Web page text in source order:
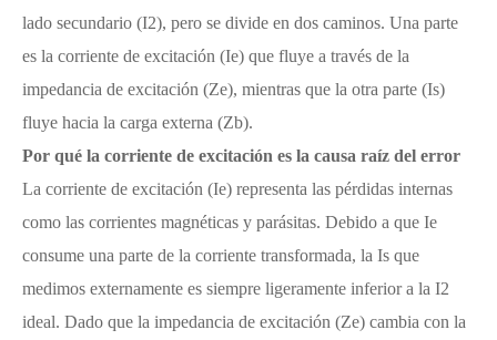
lado secundario (I2), pero se divide en dos caminos. Una parte
es la corriente de excitación (Ie) que fluye a través de la
impedancia de excitación (Ze), mientras que la otra parte (Is)
fluye hacia la carga externa (Zb).
Por qué la corriente de excitación es la causa raíz del error
La corriente de excitación (Ie) representa las pérdidas internas
como las corrientes magnéticas y parásitas. Debido a que Ie
consume una parte de la corriente transformada, la Is que
medimos externamente es siempre ligeramente inferior a la I2
ideal. Dado que la impedancia de excitación (Ze) cambia con la